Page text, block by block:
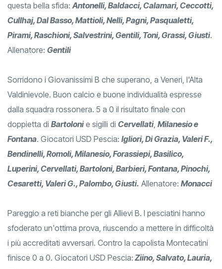
questa bella sfida:Antonelli, Baldacci, Calamari, Ceccotti,
Cullhaj, Dal Basso, Mattioli, Nelli, Pagni, Pasqualetti,
Pirami, Raschioni, Salvestrini, Gentili, Toni, Grassi, Giusti.
Allenatore: Gentili
Sorridono i Giovanissimi B che superano, a Veneri, l'Alta
Valdinievole. Buon calcio e buone individualità espresse
dalla squadra rossonera. 5 a 0 il risultato finale con
doppietta di Bartolonie sigilli di Cervellati, Milanesio e
Fontana. Giocatori USD Pescia: Igliori, Di Grazia, Valeri F.,
Bendinelli, Romoli, Milanesio, Forassiepi, Basilico,
Luperini, Cervellati, Bartoloni, Barbieri, Fontana, Pinochi,
Cesaretti, Valeri G., Palombo, Giusti. Allenatore: Monacci
Pareggio a reti bianche per gli Allievi B. I pesciatini hanno
sfoderato un'ottima prova, riuscendo a mettere in difficoltà
i più accreditati avversari. Contro la capolista Montecatini
finisce 0 a 0. Giocatori USD Pescia: Ziino, Salvato, Lauria,